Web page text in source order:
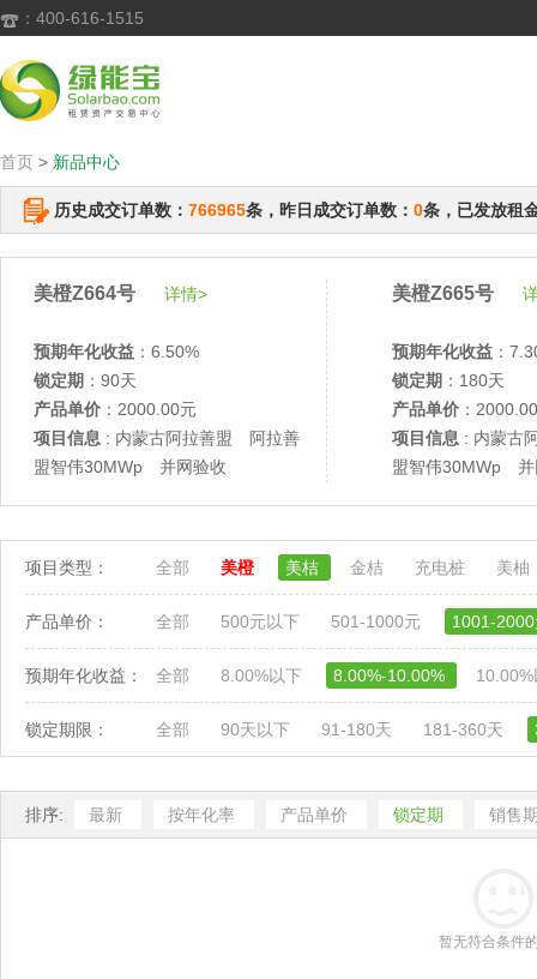
 ：400-616-1515
首页 > 新品中心
历史成交订单数： 766965条，昨日成交订单数： 0条，已发放租
美橙Z664号 详情>
预期年化收益 ：6.50%
锁定期 ：90天
产品单价 ：2000.00元
项目信息 : 内蒙古阿拉善盟 阿拉善
盟智伟30MWp 并网验收
美橙Z665号
预期年化收益 ：
锁定期 ：180天
产品单价 ：
项目信息 : 内蒙古
盟智伟30MWp 并
项目类型： 全部 美橙 美桔 金桔 充电桩 美柚
产品单价： 全部 500元以下 501-1000元 1001-
预期年化收益： 全部 8.00%以下 8.00%-10.00%
锁定期限： 全部 90天以下 91-180天 181-360天
排序: 最新 按年化率 产品单价 锁定期 销售
暂无符合条件